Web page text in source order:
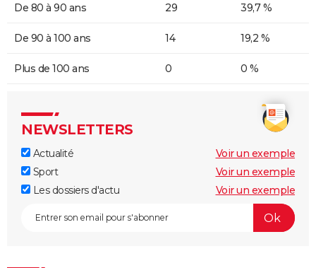
De 80 à 90 ans 29 39,7 %
De 90 à 100 ans 14 19,2 %
Plus de 100 ans 0 0 %
NEWSLETTERS
Actualité
Voir un exemple
Sport
Voir un exemple
Les dossiers d'actu
Voir un exemple